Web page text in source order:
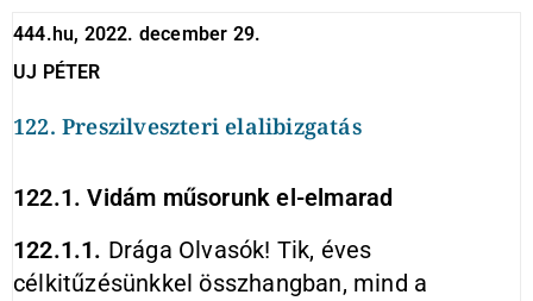
444.hu, 2022. december 29.
UJ PÉTER
122. Preszilveszteri elalibizgatás
122.1. Vidám műsorunk el-elmarad
122.1.1. Drága Olvasók! Tik, éves
célkitűzésünkkel összhangban, mind a